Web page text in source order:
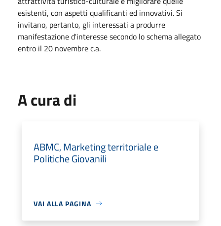
esistenti, con aspetti qualificanti ed innovativi. Si
invitano, pertanto, gli interessati a produrre
manifestazione d'interesse secondo lo schema allegato
entro il 20 novembre c.a.
A cura di
ABMC, Marketing territoriale e
Politiche Giovanili
VAI ALLA PAGINA